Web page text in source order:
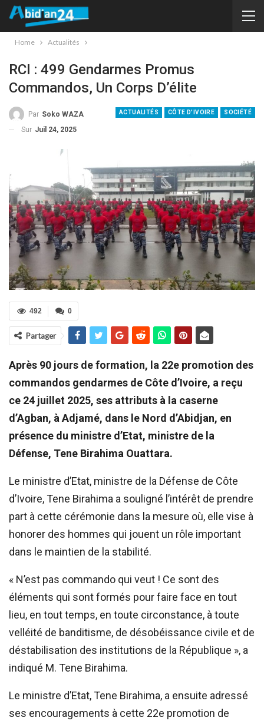
Home Actualités
RCI : 499 Gendarmes Promus
Commandos, Un Corps D’élite
ACTUALITÉS CÔTE D'IVOIRE SOCIÉTÉ
Par Soko WAZA
Sur Juil 24, 2025
0
492
Partager
Après 90 jours de formation, la 22e promotion des
commandos gendarmes de Côte d’Ivoire, a reçu
ce 24 juillet 2025, ses attributs à la caserne
d’Agban, à Adjamé, dans le Nord d’Abidjan, en
présence du ministre d’Etat, ministre de la
Défense, Tene Birahima Ouattara.
Le ministre d’Etat, ministre de la Défense de Côte
d’Ivoire, Tene Birahima a souligné l’intérêt de prendre
part à cette cérémonie dans la mesure où, elle vise à
honorer des hommes qui jouent un rôle important
dans le maintien de la stabilité.
« N’est pas commando qui veut ! Ce sont des
éléments qui sont formés pour faire face en tout
lieu, en tout temps, en toute circonstance, à toute
velléité de banditisme, de désobéissance civile et de
déstabilisation des institutions de la République », a
indiqué M. Tene Birahima.
Le ministre d’Etat, Tene Birahima, a ensuite adressé
ses encouragements à cette 22e promotion de